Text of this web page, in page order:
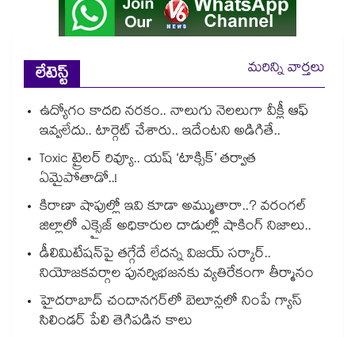
లేటెస్ట్
మరిన్ని వార్తలు
ఉద్యోగం కాదది నరకం.. నాలుగు నెలలుగా వీక్లీ ఆఫ్
ఇవ్వలేదు.. టార్గెట్ చేశారు.. ఇదేంటని అడిగితే..
Toxic ట్రైలర్ రివ్యూ.. యష్ ‘టాక్సిక్’ తర్వాత
ఏమైపోతాడో..!
కిరాణా షాపుల్లో ఇవి కూడా అమ్ముతారా..? వరంగల్
జిల్లాలో ఎక్సైజ్ అధికారుల దాడుల్లో షాకింగ్ నిజాలు..
డీలిమిటేషన్‎పై తగ్గేదే లేదన్న విజయ్ సర్కార్..
నియోజకవర్గాల పునర్విభజనకు వ్యతిరేకంగా తీర్మానం
హైదరాబాద్⁪ చందానగర్⁫లో బెలూన్లలో నింపే గ్యాస్
సిలిండర్ పేలి తెగిపడిన కాలు